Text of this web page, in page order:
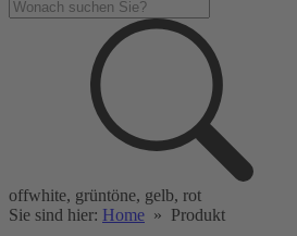
offwhite, grüntöne, gelb, rot
Sie sind hier: Home » Produkt